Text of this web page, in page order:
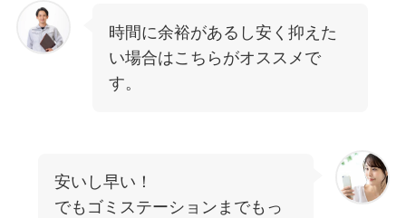
時間に余裕があるし安く抑えた
い場合はこちらがオススメで
す。
安いし早い！
でもゴミステーションまでもっ